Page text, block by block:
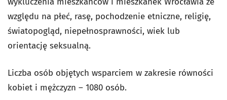
względu na płeć, rasę, pochodzenie etniczne, religię,
światopogląd, niepełnosprawności, wiek lub
orientację seksualną.
Liczba osób objętych wsparciem w zakresie równości
kobiet i mężczyzn – 1080 osób.